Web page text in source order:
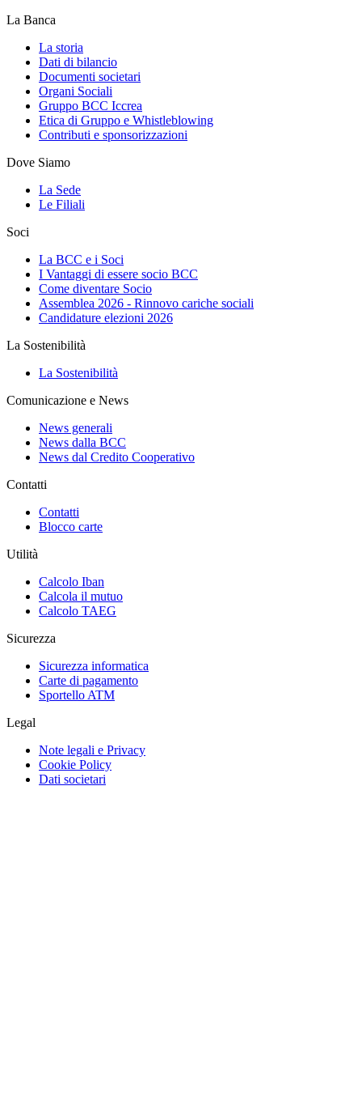
La Banca
La storia
Dati di bilancio
Documenti societari
Organi Sociali
Gruppo BCC Iccrea
Etica di Gruppo e Whistleblowing
Contributi e sponsorizzazioni
Dove Siamo
La Sede
Le Filiali
Soci
La BCC e i Soci
I Vantaggi di essere socio BCC
Come diventare Socio
Assemblea 2026 - Rinnovo cariche sociali
Candidature elezioni 2026
La Sostenibilità
La Sostenibilità
Comunicazione e News
News generali
News dalla BCC
News dal Credito Cooperativo
Contatti
Contatti
Blocco carte
Utilità
Calcolo Iban
Calcola il mutuo
Calcolo TAEG
Sicurezza
Sicurezza informatica
Carte di pagamento
Sportello ATM
Legal
Note legali e Privacy
Cookie Policy
Dati societari